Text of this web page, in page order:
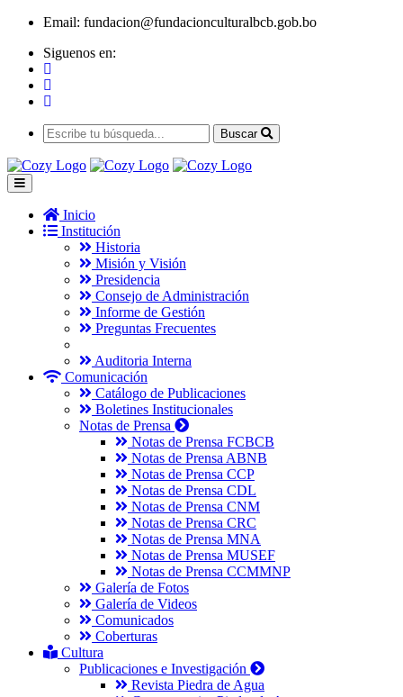
Email: fundacion@fundacionculturalbcb.gob.bo
Siguenos en:
Buscar
Inicio
Institución
Historia
Misión y Visión
Presidencia
Consejo de Administración
Informe de Gestión
Preguntas Frecuentes
Auditoria Interna
Comunicación
Catálogo de Publicaciones
Boletines Institucionales
Notas de Prensa
Notas de Prensa FCBCB
Notas de Prensa ABNB
Notas de Prensa CCP
Notas de Prensa CDL
Notas de Prensa CNM
Notas de Prensa CRC
Notas de Prensa MNA
Notas de Prensa MUSEF
Notas de Prensa CCMMNP
Galería de Fotos
Galería de Videos
Comunicados
Coberturas
Cultura
Publicaciones e Investigación
Revista Piedra de Agua